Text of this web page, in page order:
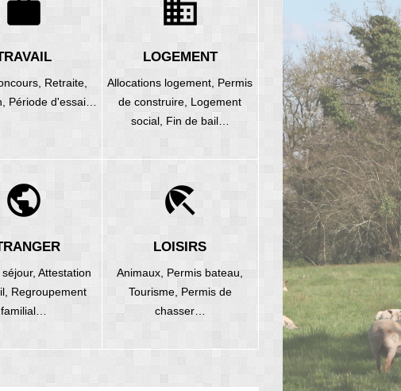
work
Retraite,
Période d'essai…
domain
LOGEMENT
Allocations logement, Permis
de construire, Logement
social, Fin de bail…
public
séjour,Attestation
Regroupement
familial…
beach_access
LOISIRS
Animaux, Permis bateau,
Tourisme, Permis de
chasser…